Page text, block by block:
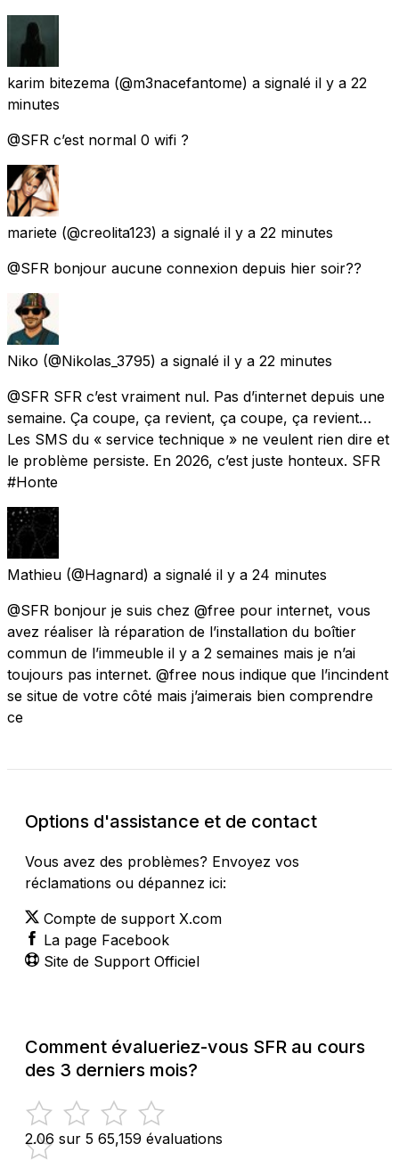
karim bitezema (@m3nacefantome) a signalé il y a 22
minutes
@SFR c’est normal 0 wifi ?
mariete (@creolita123) a signalé il y a 22 minutes
@SFR bonjour aucune connexion depuis hier soir??
Niko (@Nikolas_3795) a signalé il y a 22 minutes
@SFR SFR c’est vraiment nul. Pas d’internet depuis une
semaine. Ça coupe, ça revient, ça coupe, ça revient…
Les SMS du « service technique » ne veulent rien dire et
le problème persiste. En 2026, c’est juste honteux. SFR
#Honte
Mathieu (@Hagnard) a signalé il y a 24 minutes
@SFR bonjour je suis chez @free pour internet, vous
avez réaliser là réparation de l’installation du boîtier
commun de l’immeuble il y a 2 semaines mais je n’ai
toujours pas internet. @free nous indique que l’incindent
se situe de votre côté mais j’aimerais bien comprendre
ce
Options d'assistance et de contact
Vous avez des problèmes? Envoyez vos
réclamations ou dépannez ici:
Compte de support X.com
La page Facebook
Site de Support Officiel
Comment évalueriez-vous SFR au cours
des 3 derniers mois?
2.06 sur 5 65,159 évaluations